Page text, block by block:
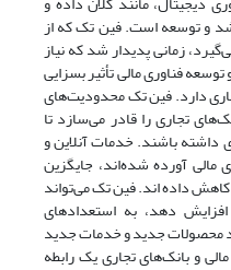
و توسعه است. فین تک که از
زمانی پدیدار شد که نیاز
فناوری مالی تأثیر بسزایی
دارد. فین تک محدودیت‌های
تجاری را قادر می‌سازد تا
باشند. خدمات آنلاین و
آورده شده‌اند، جایگزین
داده اند. فین تک می‌تواند
افزایش دهد، به استعدادهای
محصولات جدید و خدمات جدید
و بانک‌های تجاری یک رابطه